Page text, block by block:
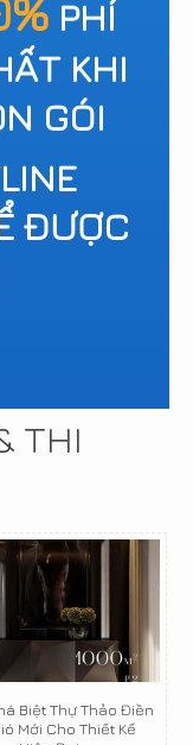
PHÍ
KHI
GÓI
ĐƯỢC
THI
Biệt Thự Thảo Điền
Mới Cho Thiết Kế